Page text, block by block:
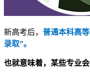
新高考后， 普通本科高
录取”。
也就意味着，某些专业